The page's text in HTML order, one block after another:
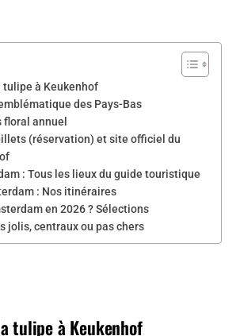
tulipe à Keukenhof
des Pays-Bas
floral annuel
(réservation) et site officiel du
: Tous les lieux du guide touristique
: Nos itinéraires
en 2026 ? Sélections
jolis, centraux ou pas chers
tulipe à Keukenhof